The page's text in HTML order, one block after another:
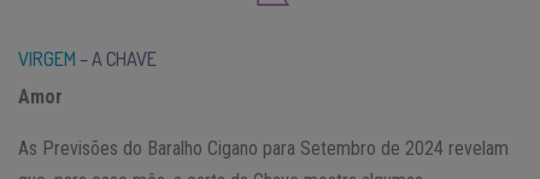
VIRGEM – A CHAVE
Amor
As Previsões do Baralho Cigano para Setembro de 2024 revelam